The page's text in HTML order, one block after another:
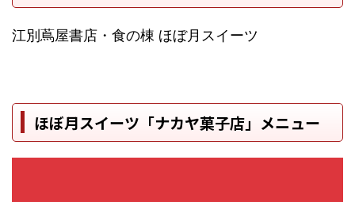
江別蔦屋書店・食の棟 ほぼ月スイーツ
ほぼ月スイーツ「ナカヤ菓子店」メニュー